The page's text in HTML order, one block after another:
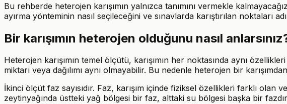
Bu rehberde heterojen karışımın yalnızca tanımını vermekle
ayırma yönteminin nasıl seçileceğini ve sınavlarda karıştırılan noktaları
Bir karışımın heterojen olduğunu nasıl
Heterojen karışımın temel ölçütü, karışımın her noktasında aynı
miktarı veya dağılımı aynı olmayabilir. Bu nedenle heterojen bir
İkinci ölçüt faz sayısıdır. Faz, karışım içinde fiziksel özellikleri farklı olan
zeytinyağında üstteki yağ bölgesi bir faz, alttaki su bölgesi başka bir